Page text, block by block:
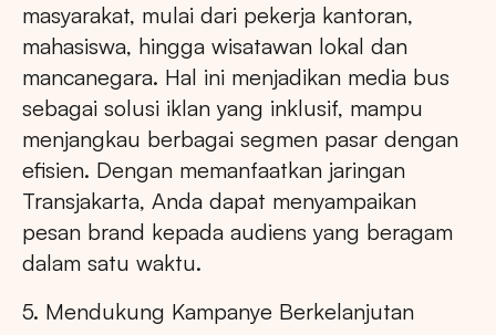
masyarakat, mulai dari pekerja kantoran,
mahasiswa, hingga wisatawan lokal dan
mancanegara. Hal ini menjadikan media bus
sebagai solusi iklan yang inklusif, mampu
menjangkau berbagai segmen pasar dengan
efisien. Dengan memanfaatkan jaringan
Transjakarta, Anda dapat menyampaikan
pesan brand kepada audiens yang beragam
dalam satu waktu.
5. Mendukung Kampanye Berkelanjutan